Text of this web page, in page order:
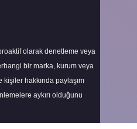
olarak denetleme veya
bir marka, kurum veya
kişiler hakkında paylaşım
aykırı olduğunu